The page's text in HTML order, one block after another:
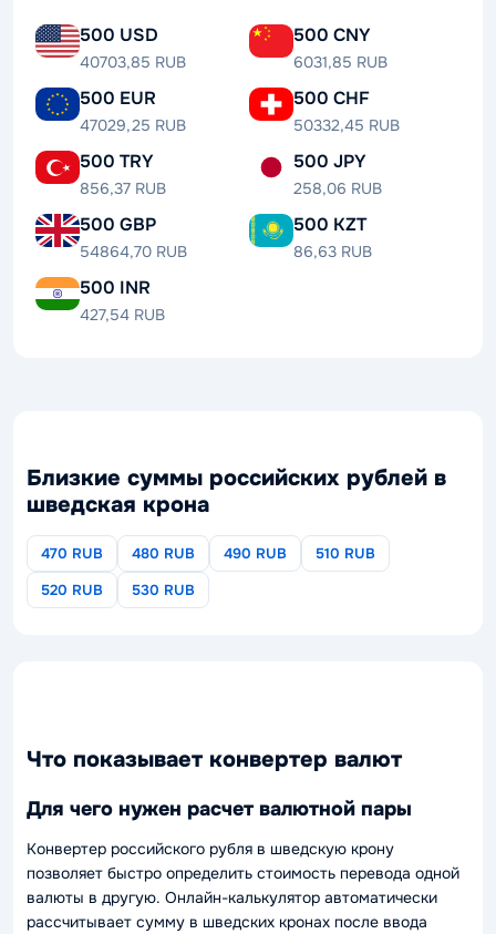
500 USD
40703,85 RUB
500 CNY
6031,85 RUB
500 EUR
47029,25 RUB
500 CHF
50332,45 RUB
500 TRY
856,37 RUB
500 JPY
258,06 RUB
500 GBP
54864,70 RUB
500 KZT
86,63 RUB
500 INR
427,54 RUB
Близкие суммы российских рублей в
шведская крона
470 RUB 480 RUB 490 RUB
510 RUB
520 RUB
530 RUB
Что показывает конвертер валют
Для чего нужен расчет валютной пары
Конвертер российского рубля в шведскую крону
позволяет быстро определить стоимость перевода одной
валюты в другую. Онлайн-калькулятор автоматически
рассчитывает сумму в шведских кронах после ввода